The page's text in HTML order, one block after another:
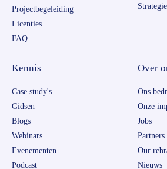
Projectbegeleiding
Licenties
FAQ
Kennis
Case study's
Gidsen
Blogs
Webinars
Evenementen
Podcast
Over
Ons
Onze
Jobs
Partners
Our
Nieuws